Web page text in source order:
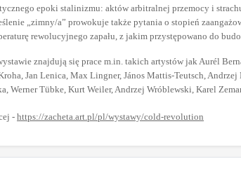
epoki stalinizmu: aktów arbitralnej przemocy i
„zimny/a” prowokuje także pytania o stopień
rewolucyjnego zapału, z jakim przystępowano do
znajdują się prace m.in. takich artystów jak Aurél
Jan Lenica, Max Lingner, János Mattis-Teutsch,
Werner Tübke, Kurt Weiler, Andrzej Wróblewski, Karel
-https://zacheta.art.pl/pl/wystawy/cold-revolution